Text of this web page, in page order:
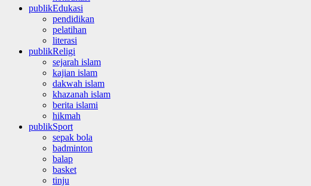
publikEdukasi
pendidikan
pelatihan
literasi
publikReligi
sejarah islam
kajian islam
dakwah islam
khazanah islam
berita islami
hikmah
publikSport
sepak bola
badminton
balap
basket
tinju